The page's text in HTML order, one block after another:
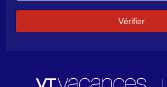
Vérifier